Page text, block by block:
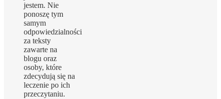
jestem. Nie
ponoszę tym
samym
odpowiedzialności
za teksty
zawarte na
blogu oraz
osoby, które
zdecydują się na
leczenie po ich
przeczytaniu.